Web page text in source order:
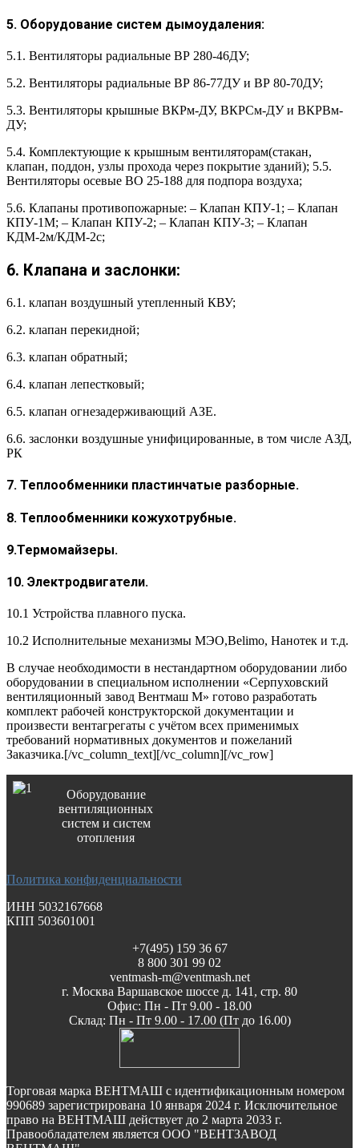
5. Оборудование систем дымоудаления:
5.1. Вентиляторы радиальные ВР 280-46ДУ;
5.2. Вентиляторы радиальные ВР 86-77ДУ и ВР 80-70ДУ;
5.3. Вентиляторы крышные ВКРм-ДУ, ВКРСм-ДУ и ВКРВм-
ДУ;
5.4. Комплектующие к крышным вентиляторам(стакан,
клапан, поддон, узлы прохода через покрытие зданий); 5.5.
Вентиляторы осевые ВО 25-188 для подпора воздуха;
5.6. Клапаны противопожарные: – Клапан КПУ-1; – Клапан
КПУ-1М; – Клапан КПУ-2; – Клапан КПУ-3; – Клапан
КДМ-2м/КДМ-2с;
6. Клапана и заслонки:
6.1. клапан воздушный утепленный КВУ;
6.2. клапан перекидной;
6.3. клапан обратный;
6.4. клапан лепестковый;
6.5. клапан огнезадерживающий АЗЕ.
6.6. заслонки воздушные унифицированные, в том числе АЗД,
РК
7. Теплообменники пластинчатые разборные.
8. Теплообменники кожухотрубные.
9.Термомайзеры.
10. Электродвигатели.
10.1 Устройства плавного пуска.
10.2 Исполнительные механизмы МЭО,Belimo, Нанотек и т.д.
В случае необходимости в нестандартном оборудовании либо
оборудовании в специальном исполнении «Серпуховский
вентиляционный завод Вентмаш М» готово разработать
комплект рабочей конструкторской документации и
произвести вентагрегаты с учётом всех применимых
требований нормативных документов и пожеланий
Заказчика.[/vc_column_text][/vc_column][/vc_row]
Оборудование
вентиляционных
систем и систем
отопления
Политика конфиденциальности
ИНН 5032167668
КПП 503601001
+7(495) 159 36 67
8 800 301 99 02
ventmash-m@ventmash.net
г. Москва Варшавское шоссе д. 141, стр. 80
Офис: Пн - Пт 9.00 - 18.00
Склад: Пн - Пт 9.00 - 17.00 (Пт до 16.00)
Торговая марка ВЕНТМАШ с идентификационным номером
990689 зарегистрирована 10 января 2024 г. Исключительное
право на ВЕНТМАШ действует до 2 марта 2033 г.
Правообладателем является ООО "ВЕНТЗАВОД